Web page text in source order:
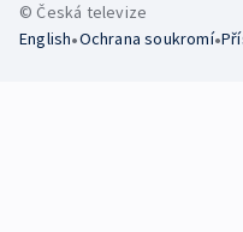
© Česká televize
English•Ochrana soukromí•